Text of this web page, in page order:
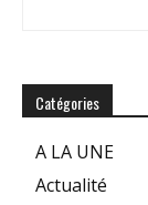
Catégories
A LA UNE
Actualité